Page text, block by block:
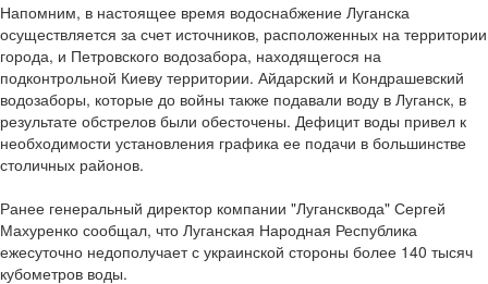
Напомним, в настоящее время водоснабжение Луганска
осуществляется за счет источников, расположенных на территории
города, и Петровского водозабора, находящегося на
подконтрольной Киеву территории. Айдарский и Кондрашевский
водозаборы, которые до войны также подавали воду в Луганск, в
результате обстрелов были обесточены. Дефицит воды привел к
необходимости установления графика ее подачи в большинстве
столичных районов.
Ранее генеральный директор компании "Лугансквода" Сергей
Махуренко сообщал, что Луганская Народная Республика
ежесуточно недополучает с украинской стороны более 140 тысяч
кубометров воды.